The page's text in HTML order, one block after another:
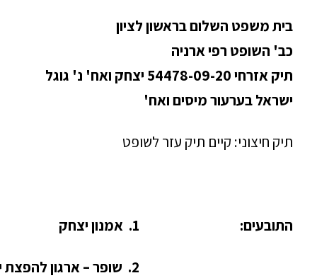
בית משפט השלום בראשון לציון
כב' השופט רפי ארניה
תיק אזרחי 54478-09-20 יצחק ואח' נ' גוגל
ישראל בערעור מיסים ואח'
תיק חיצוני: קיים תיק עזר לשופט
התובעים: 1. אמנון יצחק
2. שופר – ארגון להפצת יהדות